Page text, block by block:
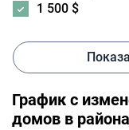
1 500 $
График с
домов в